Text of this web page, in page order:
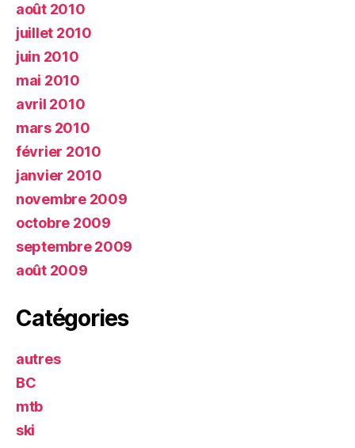
août 2010
juillet 2010
juin 2010
mai 2010
avril 2010
mars 2010
février 2010
janvier 2010
novembre 2009
octobre 2009
septembre 2009
août 2009
Catégories
autres
BC
mtb
ski